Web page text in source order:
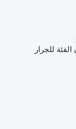
الفئة للجرار